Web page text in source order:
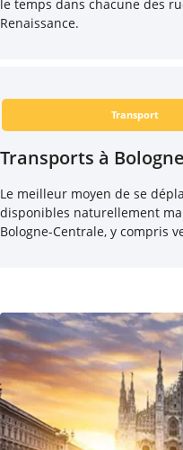
le temps dans chacune des
Renaissance.
Transport
Transports à Bologne
Le meilleur moyen de se
disponibles naturellement
Bologne-Centrale, y compris